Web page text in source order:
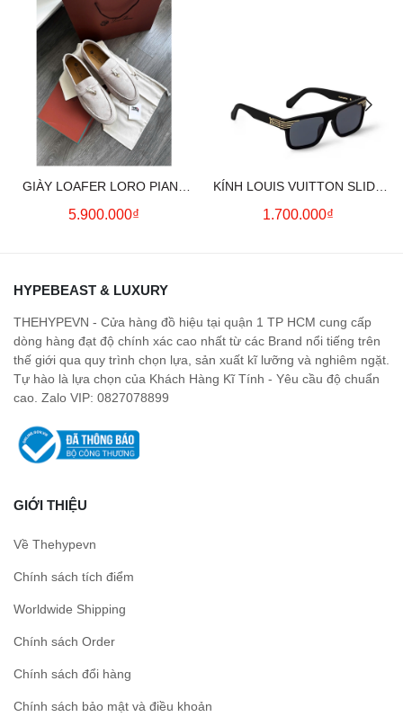
GIÀY LOAFER LORO PIANA
SUMMER CHARMS (CREAM)
5.900.000₫
KÍNH LOUIS VUITTON SLIDE
SQUARE SUNGLASSES
1.700.000₫
HYPEBEAST & LUXURY
THEHYPEVN - Cửa hàng đồ hiệu tại quận 1 TP HCM cung cấp
dòng hàng đạt độ chính xác cao nhất từ các Brand nổi tiếng trên
thế giới qua quy trình chọn lựa, sản xuất kĩ lưỡng và nghiêm ngặt.
Tự hào là lựa chọn của Khách Hàng Kĩ Tính - Yêu cầu độ chuẩn
cao. Zalo VIP: 0827078899
GIỚI THIỆU
Về Thehypevn
Chính sách tích điểm
Worldwide Shipping
Chính sách Order
Chính sách đổi hàng
Chính sách bảo mật và điều khoản